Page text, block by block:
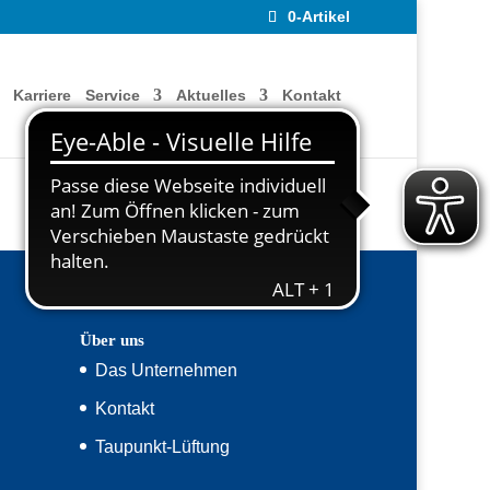
0-Artikel
Karriere Service Aktuelles Kontakt
Impressum
Über uns
Das Unternehmen
Kontakt
Taupunkt-Lüftung